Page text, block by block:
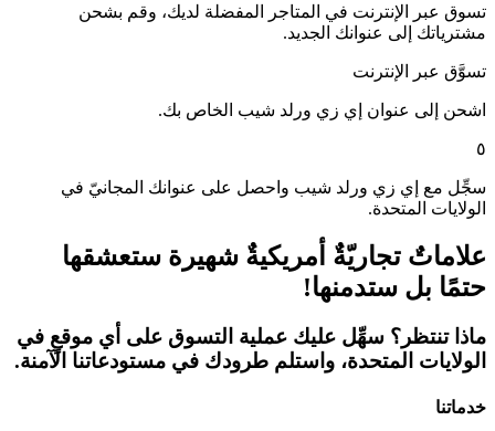
تسوق عبر الإنترنت في المتاجر المفضلة لديك، وقم بشحن
مشترياتك إلى عنوانك الجديد.
تسوَّق عبر الإنترنت
اشحن إلى عنوان إي زي ورلد شيب الخاص بك.
٥
سجِّل مع إي زي ورلد شيب واحصل على عنوانك المجانيّ في
الولايات المتحدة.
علاماتٌ تجاريّةٌ أمريكيةٌ شهيرة ستعشقها
حتمًا بل ستدمنها!
ماذا تنتظر؟ سهِّل عليك عملية التسوق على أي موقعٍ في
الولايات المتحدة، واستلم طرودك في مستودعاتنا الآمنة.
خدماتنا